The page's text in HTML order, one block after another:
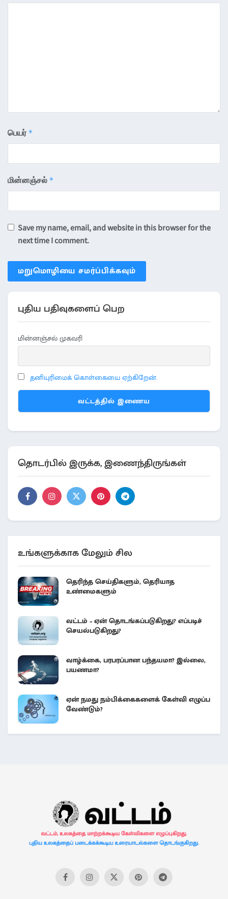
பெயர்*
மின்னஞ்சல் *
Save my name, email, and website in this browser for the
next time I comment.
புதிய பதிவுகளைப் பெற
மின்னஞ்சல் முகவரி
தனியுரிமைக் கொள்கையை ஏற்கிறேன்.
தொடர்பில் இருக்க, இணைந்திருங்கள்
உங்களுக்காக மேலும் சில
தெரிந்த செய்திகளும், தெரியாத
உண்மைகளும்
வட்டம் – ஏன் தொடங்கப்படுகிறது? எப்படிச்
செயல்படுகிறது?
வாழ்க்கை, பரபரப்பான பந்தயமா? இல்லை,
பயணமா?
ஏன் நமது நம்பிக்கைகளைக் கேள்வி எழுப்ப
வேண்டும்?